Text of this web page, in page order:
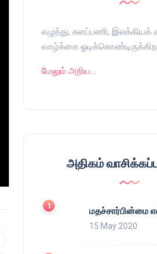
எழுத்து, களப்பணி,
வாழ்க்கை
மேலும் அறிய…
அதிகம்
மதச்சார்பின்மை
15 May 2020